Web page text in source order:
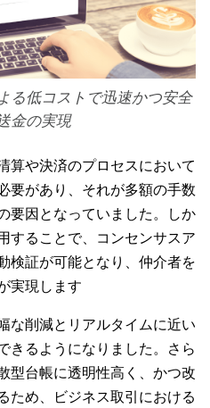
る低コストで迅速かつ安全
金の実現
算や決済のプロセスにおいて
要があり、それが多額の手数
要因となっていました。しか
することで、コンセンサスア
検証が可能となり、仲介者を
実現します
な削減とリアルタイムに近い
きるようになりました。さら
型台帳に透明性高く、かつ改
ため、ビジネス取引における